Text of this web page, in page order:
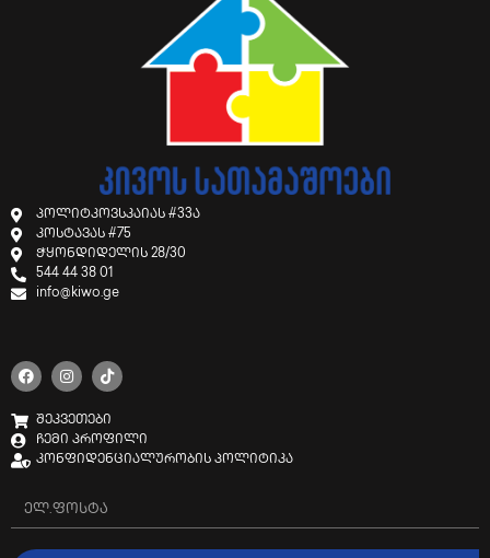
პოლიტკოვსკაიას #33ა
კოსტავას #75
ჭყონდიდელის 28/30
544 44 38 01
info@kiwo.ge
შეკვეთები
ჩემი პროფილი
კონფიდენციალურობის პოლიტიკა